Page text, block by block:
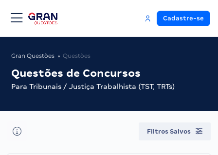
Cadastre-se
Gran Questões Questões
Questões de Concursos
Para Tribunais / Justiça Trabalhista (TST, TRTs)
Filtros Salvos